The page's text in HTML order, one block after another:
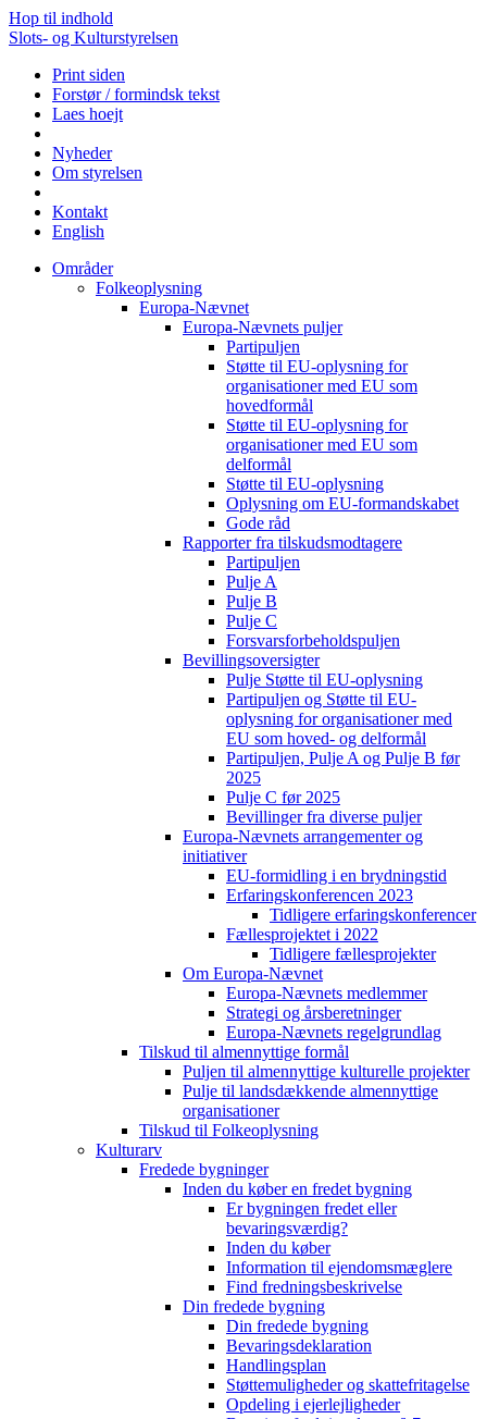
Hop til indhold
Slots- og Kulturstyrelsen
Print siden
Forstør / formindsk tekst
Laes hoejt
Nyheder
Om styrelsen
Kontakt
English
Områder
Folkeoplysning
Europa-Nævnet
Europa-Nævnets puljer
Partipuljen
Støtte til EU-oplysning for
organisationer med EU som
hovedformål
Støtte til EU-oplysning for
organisationer med EU som
delformål
Støtte til EU-oplysning
Oplysning om EU-formandskabet
Gode råd
Rapporter fra tilskudsmodtagere
Partipuljen
Pulje A
Pulje B
Pulje C
Forsvarsforbeholdspuljen
Bevillingsoversigter
Pulje Støtte til EU-oplysning
Partipuljen og Støtte til EU-
oplysning for organisationer med
EU som hoved- og delformål
Partipuljen, Pulje A og Pulje B før
2025
Pulje C før 2025
Bevillinger fra diverse puljer
Europa-Nævnets arrangementer og
initiativer
EU-formidling i en brydningstid
Erfaringskonferencen 2023
Tidligere erfaringskonferencer
Fællesprojektet i 2022
Tidligere fællesprojekter
Om Europa-Nævnet
Europa-Nævnets medlemmer
Strategi og årsberetninger
Europa-Nævnets regelgrundlag
Tilskud til almennyttige formål
Puljen til almennyttige kulturelle projekter
Pulje til landsdækkende almennyttige
organisationer
Tilskud til Folkeoplysning
Kulturarv
Fredede bygninger
Inden du køber en fredet bygning
Er bygningen fredet eller
bevaringsværdig?
Inden du køber
Information til ejendomsmæglere
Find fredningsbeskrivelse
Din fredede bygning
Din fredede bygning
Bevaringsdeklaration
Handlingsplan
Støttemuligheder og skattefritagelse
Opdeling i ejerlejligheder